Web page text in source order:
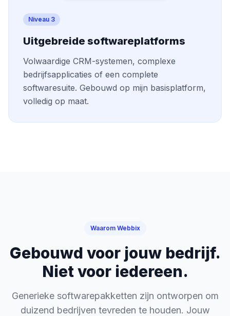
Niveau 3
Uitgebreide softwareplatforms
Volwaardige CRM-systemen, complexe
bedrijfsapplicaties of een complete
softwaresuite. Gebouwd op mijn basisplatform,
volledig op maat.
Waarom Webbix
Gebouwd voor jouw bedrijf.
Niet voor iedereen.
Generieke softwarepakketten zijn ontworpen om
duizend bedrijven tevreden te houden. Jouw